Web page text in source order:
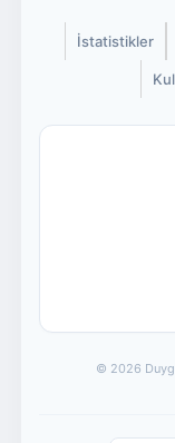
İstatistikler
© 2026